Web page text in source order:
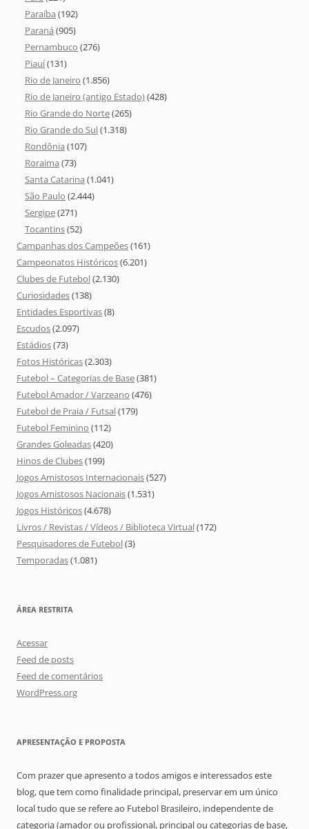
Paraíba (192)
Paraná (905)
Pernambuco (276)
Piauí(131)
Rio de Janeiro (1.856)
Rio de Janeiro (antigo Estado)(428)
Rio Grande do Norte(265)
Rio Grande do Sul(1.318)
Rondônia (107)
Roraima (73)
Santa Catarina (1.041)
São Paulo (2.444)
Sergipe(271)
Tocantins(52)
Campanhas dos Campeões(161)
Campeonatos Históricos(6.201)
Clubes de Futebol(2.130)
Curiosidades(138)
Entidades Esportivas(8)
Escudos(2.097)
Estádios(73)
Fotos Históricas(2.303)
Futebol – Categorias de Base(381)
Futebol Amador / Varzeano (476)
Futebol de Praia / Futsal(179)
Futebol Feminino (112)
Grandes Goleadas(420)
Hinos de Clubes(199)
Jogos Amistosos Internacionais(527)
Jogos Amistosos Nacionais(1.531)
Jogos Históricos(4.678)
Livros / Revistas / Vídeos / Biblioteca Virtual(172)
Pesquisadores de Futebol(3)
Temporadas(1.081)
ÁREA RESTRITA
Acessar
Feed de posts
Feed de comentários
WordPress.org
APRESENTAÇÃO E PROPOSTA
Com prazer que apresento a todos amigos e interessados este
blog, que tem como finalidade principal, preservar em um único
local tudo que se refere ao Futebol Brasileiro, independente de
categoria (amador ou profissional, principal ou categorias de base,